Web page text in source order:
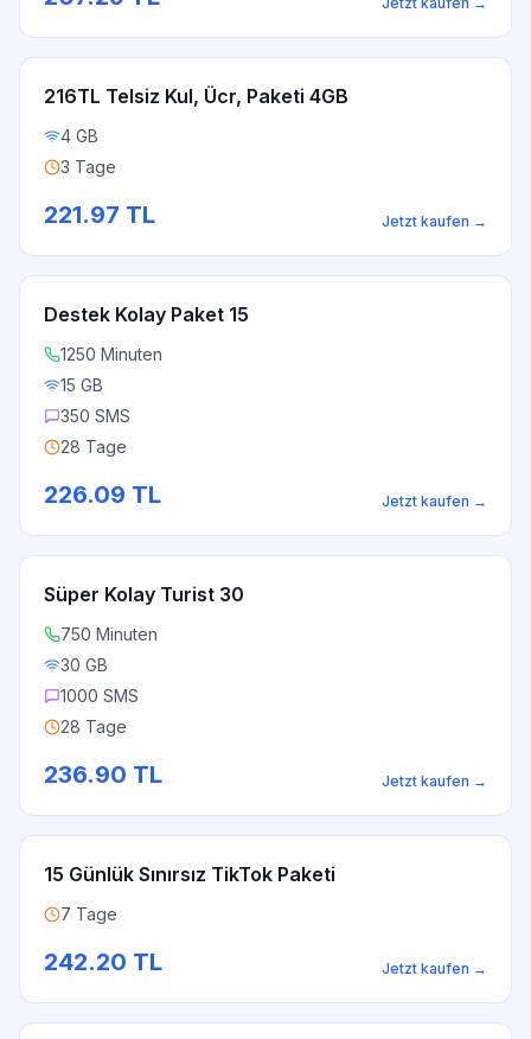
216TL Telsiz Kul, Ücr, Paketi 4GB
4 GB
3 Tage
221.97 TL Jetzt kaufen →
Destek Kolay Paket 15
1250 Minuten
15 GB
350 SMS
28 Tage
226.09 TL Jetzt kaufen →
Süper Kolay Turist 30
750 Minuten
30 GB
1000 SMS
28 Tage
236.90 TL Jetzt kaufen →
15 Günlük Sınırsız TikTok Paketi
7 Tage
242.20 TL Jetzt kaufen →